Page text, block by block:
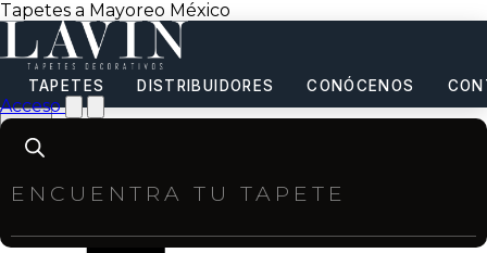
Tapetes a Mayoreo México
TAPETES DISTRIBUIDORES CONÓCENOS
Acceso
Products
search